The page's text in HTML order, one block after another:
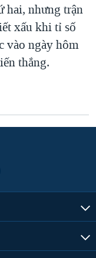
hai, nhưng trận
xấu khi tỉ số
vào ngày hôm
thắng.